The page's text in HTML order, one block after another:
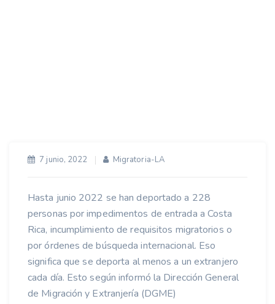
7 junio, 2022 Migratoria-LA
Hasta junio 2022 se han deportado a 228
personas por impedimentos de entrada a Costa
Rica, incumplimiento de requisitos migratorios o
por órdenes de búsqueda internacional. Eso
significa que se deporta al menos a un extranjero
cada día. Esto según informó la Dirección General
de Migración y Extranjería (DGME)